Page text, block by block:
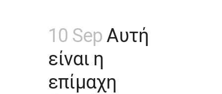
10 Sep Αυτή
είναι η
επίμαχη